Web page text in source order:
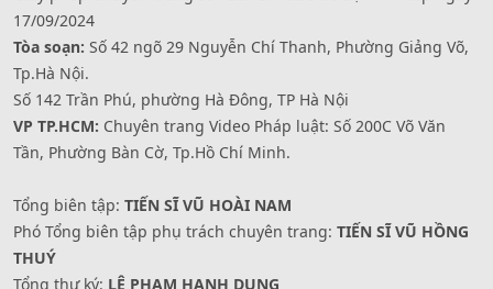
17/09/2024
Tòa soạn: Số 42 ngõ 29 Nguyễn Chí Thanh, Phường Giảng Võ,
Tp.Hà Nội.
Số 142 Trần Phú, phường Hà Đông, TP Hà Nội
VP TP.HCM: Chuyên trang Video Pháp luật: Số 200C Võ Văn
Tần, Phường Bàn Cờ, Tp.Hồ Chí Minh.
Tổng biên tập: TIẾN SĨ VŨ HOÀI NAM
Phó Tổng biên tập phụ trách chuyên trang: TIẾN SĨ VŨ HỒNG
THUÝ
Tổng thư ký: LÊ PHẠM HẠNH DUNG